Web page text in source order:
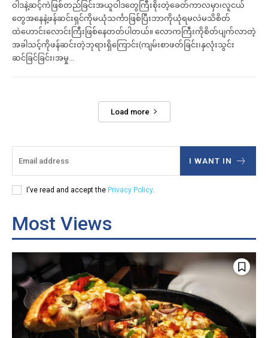
ဝါဒနဲ့ဆင့်ကဲဖြစ်တည်ခြင်းအယူဝါဒတွေကြီးစိုးတဲ့ခေတ်ကာလမှာ၊လူငယ်
တွေအနေနဲ့ဖန်ဆင်းရှင်ကိုမယုံသင်္ကာဖြစ်ပြီးဘာကိုယုံရမလဲမသိစိတ်
ထဲ‌ဟောင်းလောင်းကြီးဖြစ်နေတတ်ပါတယ်။ လောကကြီးကိုစိတ်ပျက်လာတဲ့
အခါသင့်ကိုဖန်ဆင်းတဲ့ဘုရားရှိကြောင်း(ကျမ်းစာဖတ်ခြင်း၊နှလုံးသွင်း
ဆင်ခြင်ခြင်း၊အမှု‌...
Load more
I WANT IN
I've read and accept the Privacy Policy.
Most Views